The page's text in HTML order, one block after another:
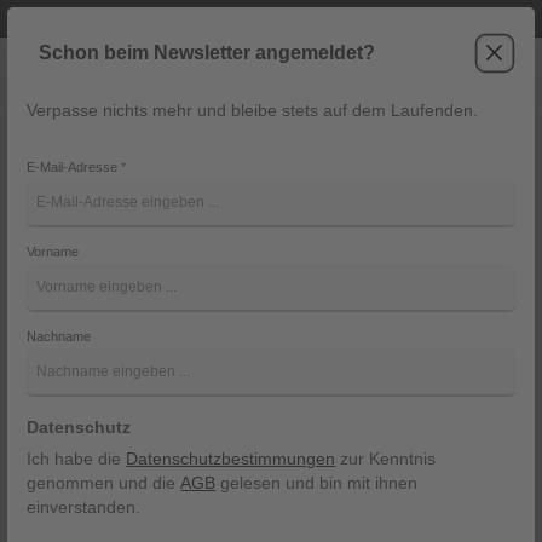
Navigation
Bildergalerie überspringen
Schon beim Newsletter angemeldet?
Verpasse nichts mehr und bleibe stets auf dem Laufenden.
E-Mail-Adresse*
Vorname
Nachname
Datenschutz
Ich habe die Datenschutzbestimmungen zur Kenntnis
genommen und dieAGB gelesen und bin mit ihnen
einverstanden.